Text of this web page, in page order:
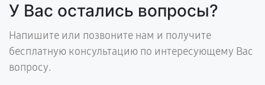
У Вас остались вопросы?
Напишите или позвоните нам и получите
бесплатную консультацию по интересующему Вас
вопросу.